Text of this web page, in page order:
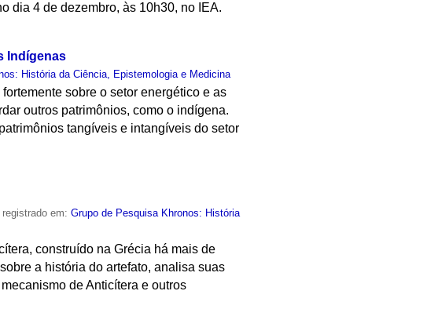
dia 4 de dezembro, às 10h30, no IEA.
Indígenas
História da Ciência, Epistemologia e Medicina
sobre o setor energético e as
outros patrimônios, como o indígena.
tangíveis e intangíveis do setor
em:Grupo de Pesquisa Khronos: História
construído na Grécia há mais de
a história do artefato, analisa suas
de Anticítera e outros